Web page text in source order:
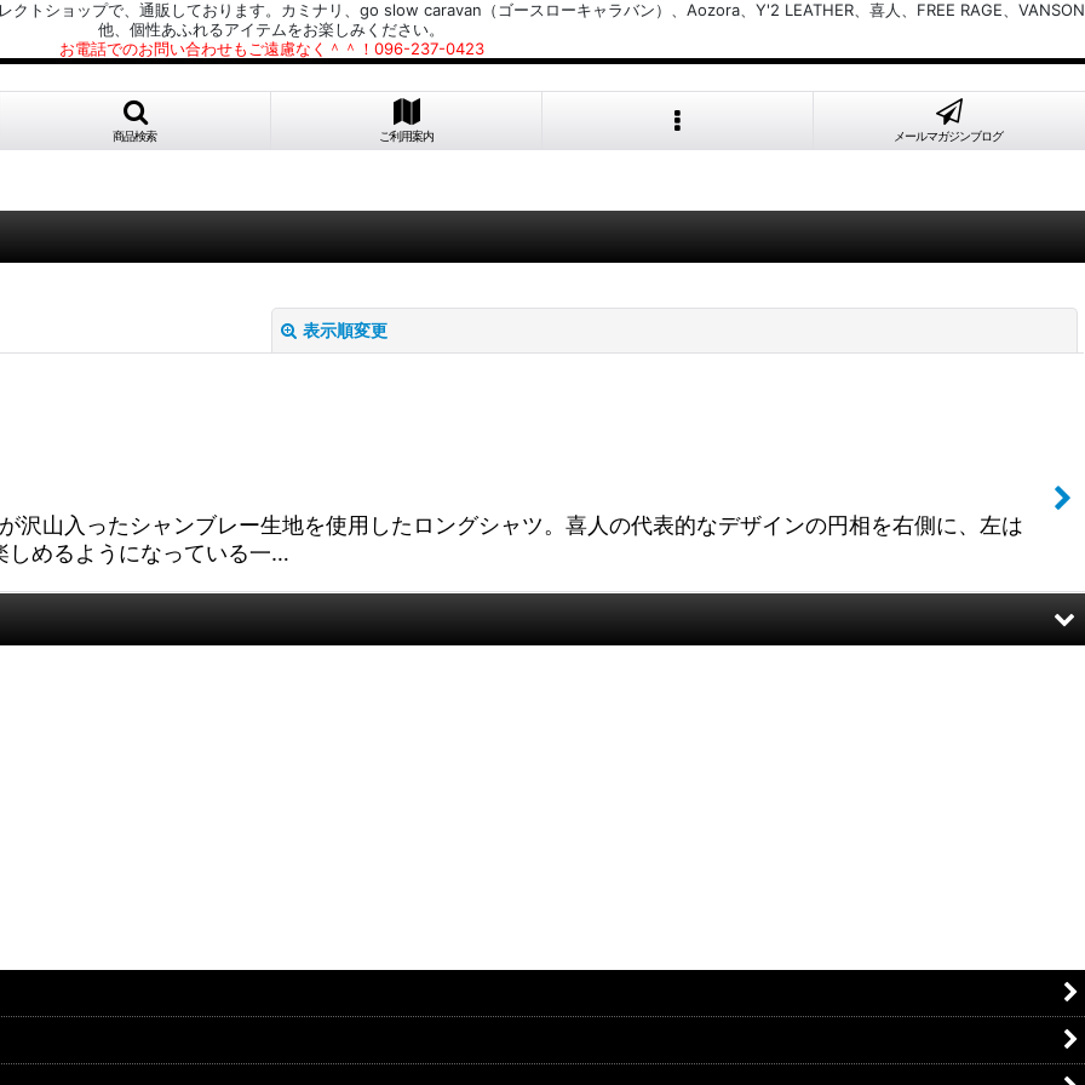
トショップで、通販しております。カミナリ、go slow caravan（ゴースローキャラバン）、Aozora、Y'2 LEATHER、喜人、FREE RAGE、VANSON
他、個性あふれるアイテムをお楽しみください。
お電話でのお問い合わせもご遠慮なく＾＾！096-237-0423
商品検索 ご利用案内 メールマガジンブログ
表示順変更
絞り込む
沢山入ったシャンブレー生地を使用したロングシャツ。喜人の代表的なデザインの円相を右側に、左は
しめるようになっている一…